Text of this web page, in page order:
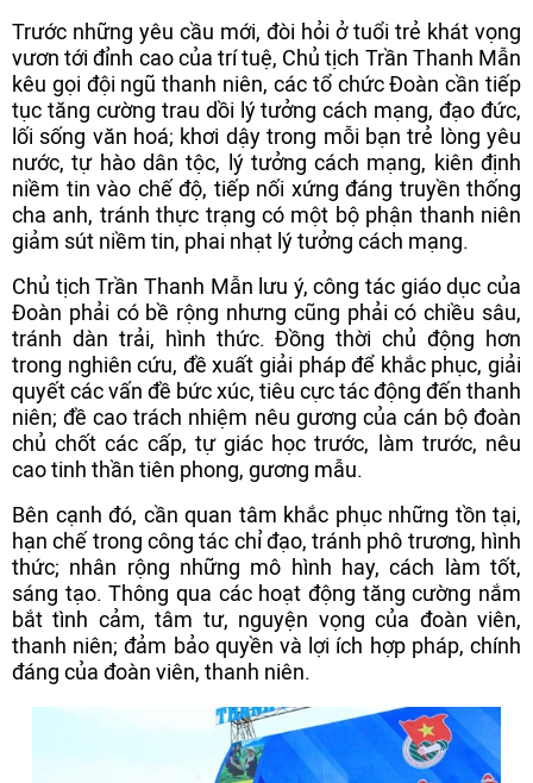
Trước những yêu cầu mới, đòi hỏi ở tuổi trẻ khát vọng
vươn tới đỉnh cao của trí tuệ, Chủ tịch Trần Thanh Mẫn
kêu gọi đội ngũ thanh niên, các tổ chức Đoàn cần tiếp
tục tăng cường trau dồi lý tưởng cách mạng, đạo đức,
lối sống văn hoá; khơi dậy trong mỗi bạn trẻ lòng yêu
nước, tự hào dân tộc, lý tưởng cách mạng, kiên định
niềm tin vào chế độ, tiếp nối xứng đáng truyền thống
cha anh, tránh thực trạng có một bộ phận thanh niên
giảm sút niềm tin, phai nhạt lý tưởng cách mạng.
Chủ tịch Trần Thanh Mẫn lưu ý, công tác giáo dục của
Đoàn phải có bề rộng nhưng cũng phải có chiều sâu,
tránh dàn trải, hình thức. Đồng thời chủ động hơn
trong nghiên cứu, đề xuất giải pháp để khắc phục, giải
quyết các vấn đề bức xúc, tiêu cực tác động đến thanh
niên; đề cao trách nhiệm nêu gương của cán bộ đoàn
chủ chốt các cấp, tự giác học trước, làm trước, nêu
cao tinh thần tiên phong, gương mẫu.
Bên cạnh đó, cần quan tâm khắc phục những tồn tại,
hạn chế trong công tác chỉ đạo, tránh phô trương, hình
thức; nhân rộng những mô hình hay, cách làm tốt,
sáng tạo. Thông qua các hoạt động tăng cường nắm
bắt tình cảm, tâm tư, nguyện vọng của đoàn viên,
thanh niên; đảm bảo quyền và lợi ích hợp pháp, chính
đáng của đoàn viên, thanh niên.